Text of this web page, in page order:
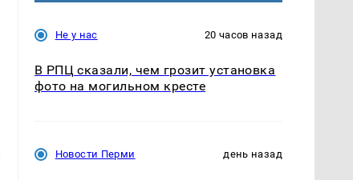
Не у нас 20 часов назад
В РПЦ сказали, чем грозит установка
фото на могильном кресте
Новости Перми день назад